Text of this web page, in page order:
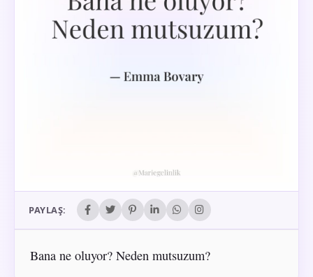
PAYLAŞ:
Bana ne oluyor? Neden mutsuzum?